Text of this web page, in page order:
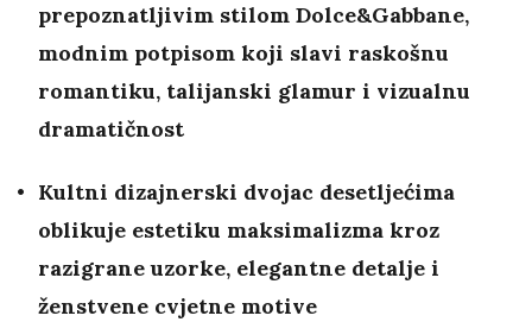
prepoznatljivim stilom Dolce&Gabbane,
modnim potpisom koji slavi raskošnu
romantiku, talijanski glamur i vizualnu
dramatičnost
Kultni dizajnerski dvojac desetljećima
oblikuje estetiku maksimalizma kroz
razigrane uzorke, elegantne detalje i
ženstvene cvjetne motive